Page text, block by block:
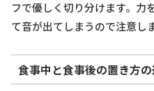
フで優しく切り分けます。力
て音が出てしまうので注意し
食事中と食事後の置き方